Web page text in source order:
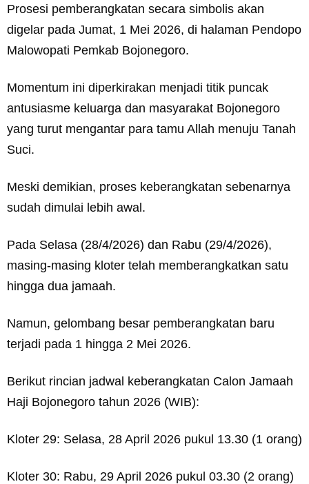
Prosesi pemberangkatan secara simbolis akan
digelar pada Jumat, 1 Mei 2026, di halaman Pendopo
Malowopati Pemkab Bojonegoro.
Momentum ini diperkirakan menjadi titik puncak
antusiasme keluarga dan masyarakat Bojonegoro
yang turut mengantar para tamu Allah menuju Tanah
Suci.
Meski demikian, proses keberangkatan sebenarnya
sudah dimulai lebih awal.
Pada Selasa (28/4/2026) dan Rabu (29/4/2026),
masing-masing kloter telah memberangkatkan satu
hingga dua jamaah.
Namun, gelombang besar pemberangkatan baru
terjadi pada 1 hingga 2 Mei 2026.
Berikut rincian jadwal keberangkatan Calon Jamaah
Haji Bojonegoro tahun 2026 (WIB):
Kloter 29: Selasa, 28 April 2026 pukul 13.30 (1 orang)
Kloter 30: Rabu, 29 April 2026 pukul 03.30 (2 orang)